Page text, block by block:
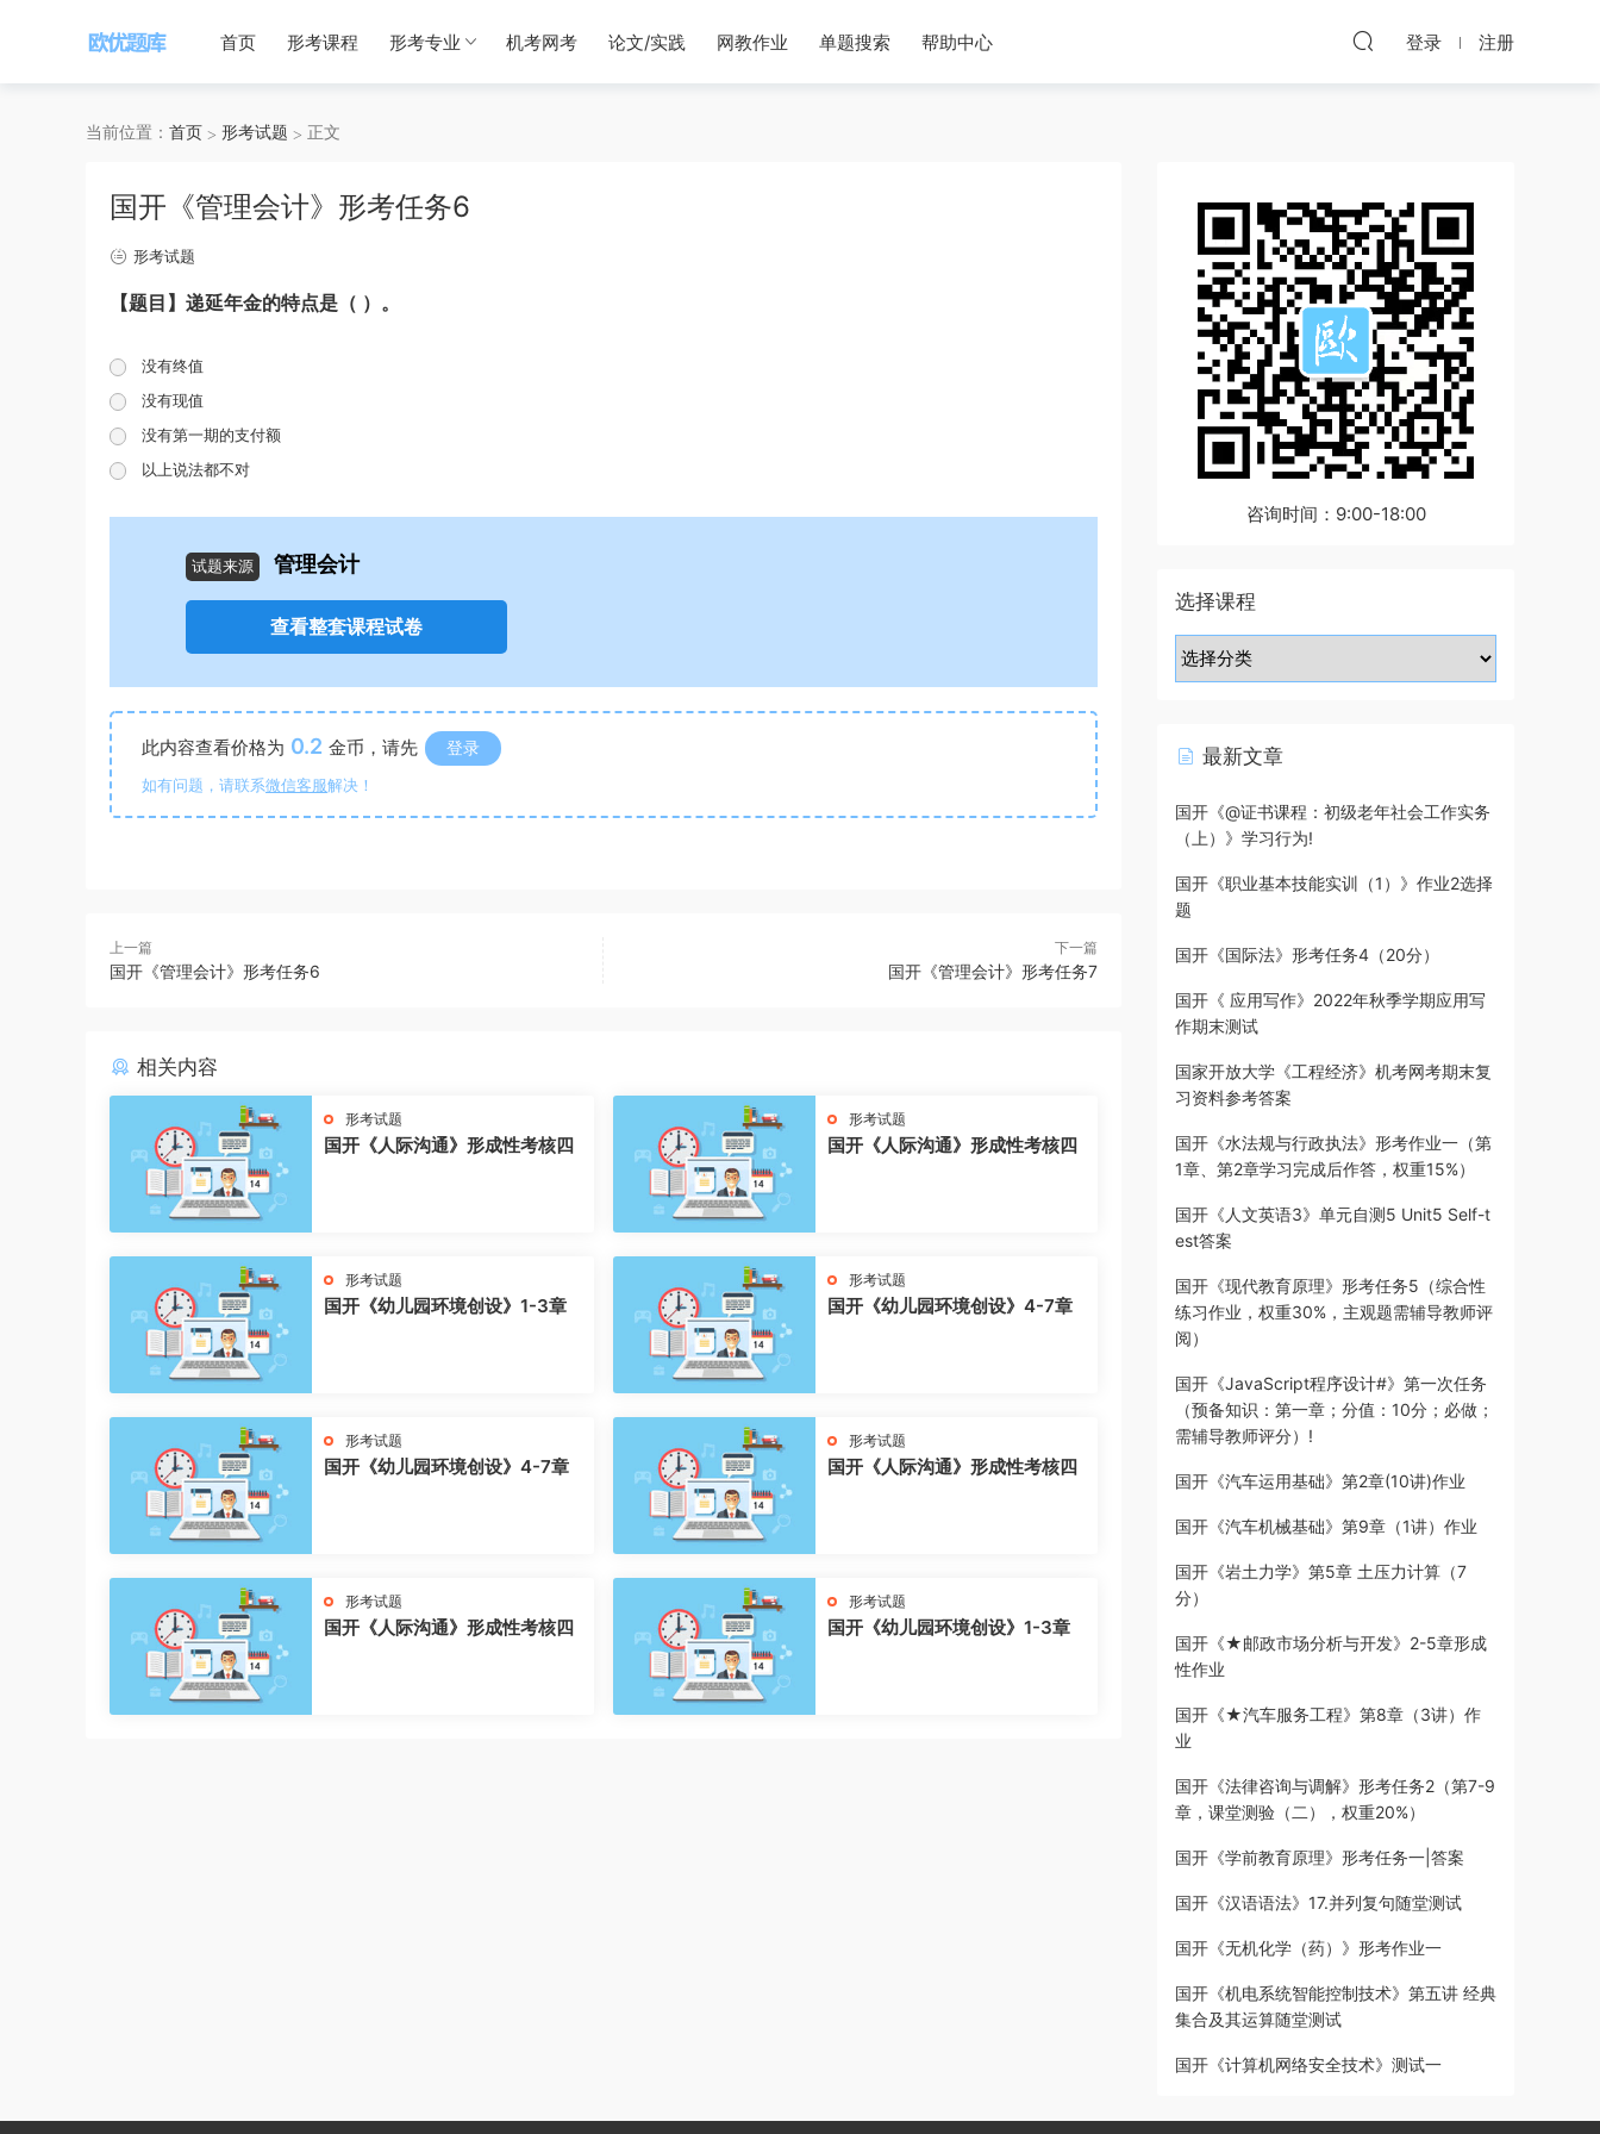
首页 形考课程 形考专业 机考网考 论文/实践 网教作业 单题搜索 帮助中心 登录 注册
当前位置： 首页 形考试题 正文
国开《管理会计》形考任务6
形考试题
【题目】递延年金的特点是（ ）。
没有终值
没有现值
没有第一期的支付额
以上说法都不对
试题来源 管理会计
查看整套课程试卷
此内容查看价格为 0.2 金币，请先 登录
如有问题，请联系微信客服解决！
上一篇
国开《管理会计》形考任务6
下一篇
国开《管理会计》形考任务7
相关内容
形考试题
国开《人际沟通》形成性考核四
形考试题
国开《人际沟通》形成性考核四
形考试题
国开《幼儿园环境创设》1-3章
形考试题
国开《幼儿园环境创设》4-7章
形考试题
国开《幼儿园环境创设》4-7章
形考试题
国开《人际沟通》形成性考核四
形考试题
国开《人际沟通》形成性考核四
形考试题
国开《幼儿园环境创设》1-3章
咨询时间：9:00-18:00
选择课程
最新文章
国开《@证书课程：初级老年社会工作实务
（上）》学习行为!
国开《职业基本技能实训（1）》作业2选择
题
国开《国际法》形考任务4（20分）
国开《 应用写作》2022年秋季学期应用写
作期末测试
国家开放大学《工程经济》机考网考期末复
习资料参考答案
国开《水法规与行政执法》形考作业一（第
1章、第2章学习完成后作答，权重15%）
国开《人文英语3》单元自测5 Unit5 Self-t
est答案
国开《现代教育原理》形考任务5（综合性
练习作业，权重30%，主观题需辅导教师评
阅）
国开《JavaScript程序设计#》第一次任务
（预备知识：第一章；分值：10分；必做；
需辅导教师评分）!
国开《汽车运用基础》第2章(10讲)作业
国开《汽车机械基础》第9章（1讲）作业
国开《岩土力学》第5章 土压力计算（7
分）
国开《★邮政市场分析与开发》2-5章形成
性作业
国开《★汽车服务工程》第8章（3讲）作
业
国开《法律咨询与调解》形考任务2（第7-9
章，课堂测验（二），权重20%）
国开《学前教育原理》形考任务一|答案
国开《汉语语法》17.并列复句随堂测试
国开《无机化学（药）》形考作业一
国开《机电系统智能控制技术》第五讲 经典
集合及其运算随堂测试
国开《计算机网络安全技术》测试一